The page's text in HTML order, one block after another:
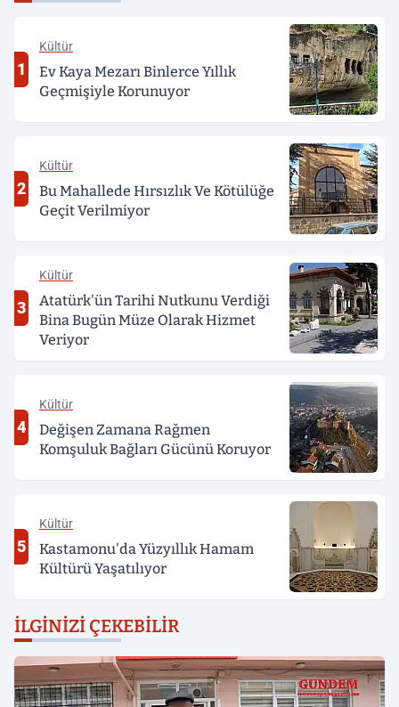
1
Kültür
Ev Kaya Mezarı Binlerce Yıllık
Geçmişiyle Korunuyor
2
Kültür
Bu Mahallede Hırsızlık Ve Kötülüğe
Geçit Verilmiyor
3
Kültür
Atatürk'ün Tarihi Nutkunu Verdiği
Bina Bugün Müze Olarak Hizmet
Veriyor
4
Kültür
Değişen Zamana Rağmen
Komşuluk Bağları Gücünü Koruyor
5
Kültür
Kastamonu'da Yüzyıllık Hamam
Kültürü Yaşatılıyor
İLGINIZI ÇEKEBILIR